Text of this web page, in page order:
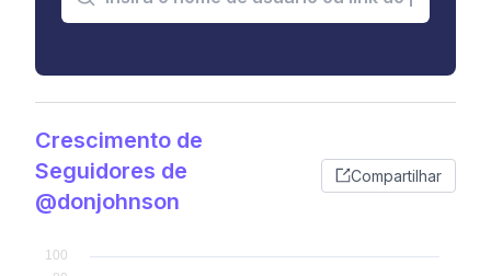
Crescimento de
Seguidores de
@donjohnson
Compartilhar